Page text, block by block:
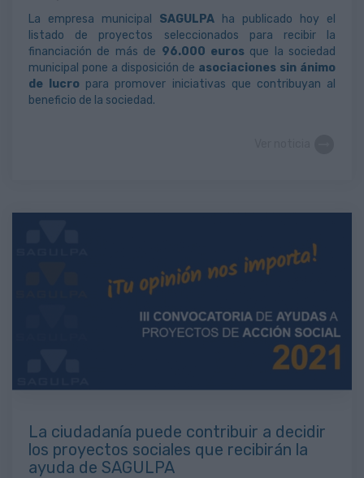
La empresa municipal SAGULPA ha publicado hoy el
listado de proyectos seleccionados para recibir la
financiación de más de 96.000 eurosque la sociedad
municipal pone a disposición de asociaciones sin ánimo
de lucro para promover iniciativas que contribuyan al
beneficio de la sociedad.
La ciudadanía puede contribuir a decidir
los proyectos sociales que recibirán la
ayuda de SAGULPA